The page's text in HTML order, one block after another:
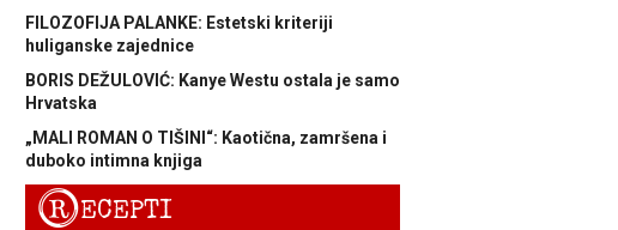
FILOZOFIJA PALANKE: Estetski kriteriji
huliganske zajednice
BORIS DEŽULOVIĆ: Kanye Westu ostala je samo
Hrvatska
„MALI ROMAN O TIŠINI“: Kaotična, zamršena i
duboko intimna knjiga
RECEPTI